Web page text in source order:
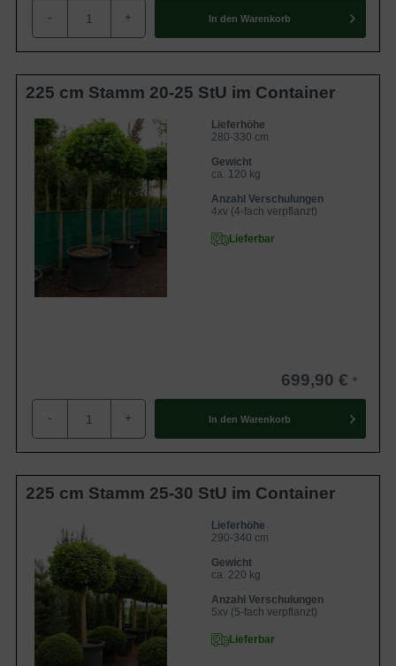
- + In den Warenkorb
225 cm Stamm 20-25 StU im Container
Lieferhöhe
280-330 cm
Gewicht
ca. 120 kg
Anzahl Verschulungen
4xv (4-fach verpflanzt)
Lieferbar
699,90 €
- + In den Warenkorb
225 cm Stamm 25-30 StU im Container
Lieferhöhe
290-340 cm
Gewicht
ca. 220 kg
Anzahl Verschulungen
5xv (5-fach verpflanzt)
Lieferbar